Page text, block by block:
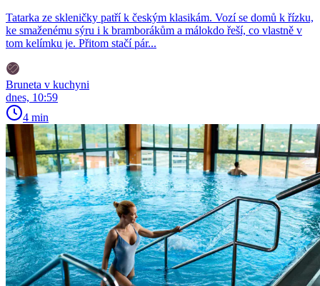
Tatarka ze skleničky patří k českým klasikám. Vozí se domů k řízku,
ke smaženému sýru i k bramborákům a málokdo řeší, co vlastně v
tom kelímku je. Přitom stačí pár...
Bruneta v kuchyni
dnes, 10:59
4 min